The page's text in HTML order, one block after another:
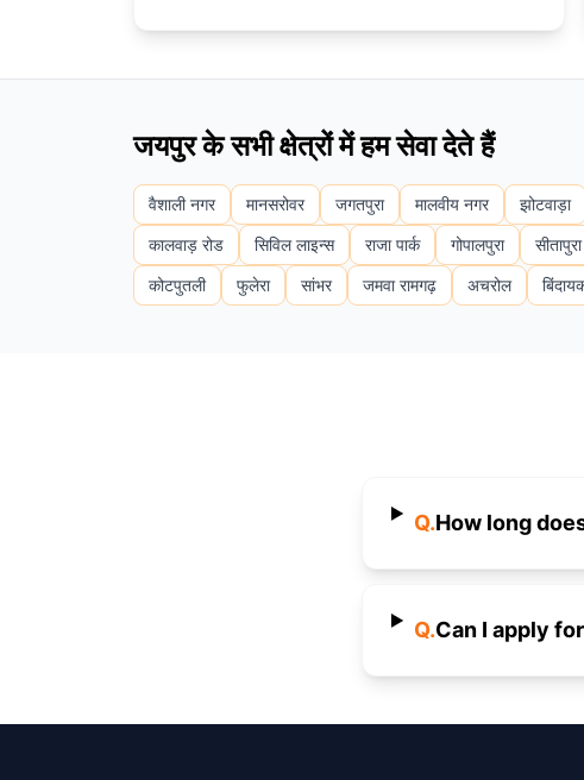
जयपुर के सभी क्षेत्रों में हम सेवा देते हैं
वैशाली नगर मानसरोवर जगतपुरा मालवीय नगर झोटवाड़ा
कालवाड़ रोड
सिविल लाइन्स राजा पार्क गोपालपुरा सीतापुरा
कोटपुतली
फुलेरा सांभर जमवा रामगढ़ अचरोल
Q.How long
Q.Can I apply